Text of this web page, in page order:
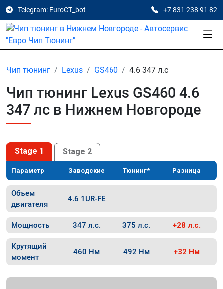
Telegram: EuroCT_bot +7 831 238 91 82
Чип тюнинг Lexus GS460 4.6 347 л.с
Чип тюнинг Lexus GS460 4.6
347 лс в Нижнем Новгороде
Stage 1 Stage 2
Параметр Заводские Тюнинг* Разница
Объем
двигателя
4.6 1UR-FE
Мощность 347 л.с. 375 л.с. +28 л.с.
Крутящий
момент
460 Нм 492 Нм +32 Нм